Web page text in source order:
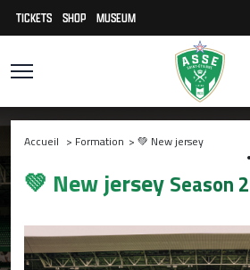
TICKETS SHOP MUSEUM
Accueil > Formation > 💚 New jersey
💚 New jersey Season